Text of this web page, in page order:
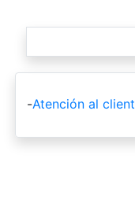
-Atención al